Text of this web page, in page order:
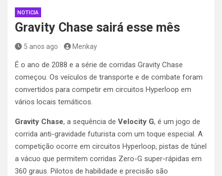
NOTICIA
Gravity Chase sairá esse mês
5 anos ago Menkay
É o ano de 2088 e a série de corridas Gravity Chase
começou. Os veículos de transporte e de combate foram
convertidos para competir em circuitos Hyperloop em
vários locais temáticos.
Gravity Chase, a sequência de Velocity G, é um jogo de
corrida anti-gravidade futurista com um toque especial. A
competição ocorre em circuitos Hyperloop, pistas de túnel
a vácuo que permitem corridas Zero-G super-rápidas em
360 graus. Pilotos de habilidade e precisão são